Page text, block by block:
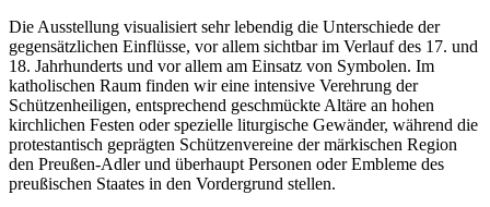
Die Ausstellung visualisiert sehr lebendig die Unterschiede der
gegensätzlichen Einflüsse, vor allem sichtbar im Verlauf des 17. und
18. Jahrhunderts und vor allem am Einsatz von Symbolen. Im
katholischen Raum finden wir eine intensive Verehrung der
Schützenheiligen, entsprechend geschmückte Altäre an hohen
kirchlichen Festen oder spezielle liturgische Gewänder, während die
protestantisch geprägten Schützenvereine der märkischen Region
den Preußen-Adler und überhaupt Personen oder Embleme des
preußischen Staates in den Vordergrund stellen.